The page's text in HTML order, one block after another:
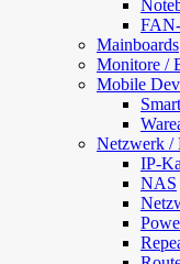
Mainboards
Monitore /
Mobile
Netzwerk /
IP-
NAS